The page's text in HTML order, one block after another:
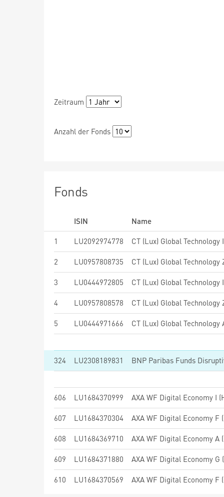
Zeitraum
Anzahl der Fonds
Fonds
ISIN
Name
1
LU2092974778 CT (Lux) Global Technology
2 LU0957808735 CT (Lux) Global Technology
3 LU0444972805 CT (Lux) Global Technology
4 LU0957808578 CT (Lux) Global Technology
5 LU0444971666 CT (Lux) Global Technology
324 LU2308189831
606 LU1684370999 AXA WF Digital Economy I
607 LU1684370304 AXA WF Digital Economy F
608 LU1684369710 AXA WF Digital Economy A
609 LU1684371880 AXA WF Digital Economy
610 LU1684370569 AXA WF Digital Economy F